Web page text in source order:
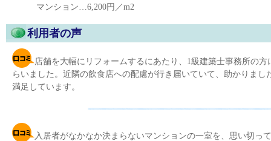
マンション…6,200円／m2
利用者の声
店舗を大幅にリフォームするにあたり、1級建築士事務所の
らいました。近隣の飲食店への配慮が行き届いていて、助かりまし
満足しています。
入居者がなかなか決まらないマンションの一室を、思い切っ